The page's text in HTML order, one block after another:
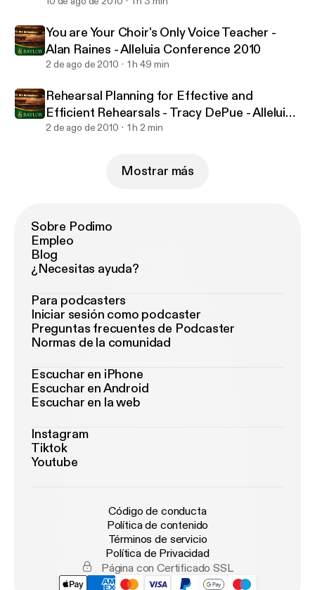
You are Your Choir's Only Voice Teacher -
Alan Raines - Alleluia Conference 2010
2 de ago de 2010 1 h 49 min
Rehearsal Planning for Effective and
Efficient Rehearsals - Tracy DePue - Alleluia
Conference 2010
2 de ago de 2010 1 h 2 min
Mostrar más
Sobre Podimo
Empleo
Blog
¿Necesitas ayuda?
Para podcasters
Iniciar sesión como podcaster
Preguntas frecuentes de Podcaster
Normas de la comunidad
Escuchar en iPhone
Escuchar en Android
Escuchar en la web
Instagram
Tiktok
Youtube
Código de conducta
Política de contenido
Términos de servicio
Política de Privacidad
Página con Certificado SSL